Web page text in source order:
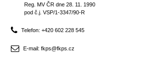
Reg. MV ČR dne 28. 11. 1990
pod č.j. VSP/1-3347/90-R
Telefon: +420 602 228 545
E-mail: fkps@fkps.cz